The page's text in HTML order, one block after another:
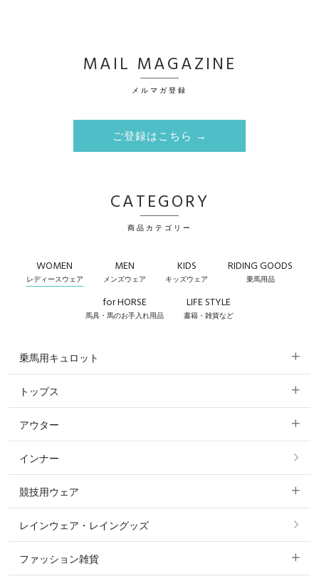
MAIL MAGAZINE
メルマガ登録
ご登録はこちら →
CATEGORY
商品カテゴリー
WOMEN
レディースウェア
MEN
メンズウェア
KIDS
キッズウェア
RIDING GOODS
乗馬用品
for HORSE
馬具・馬のお手入れ用品
LIFE STYLE
書籍・雑貨など
乗馬用キュロット
すべてのキュロット
フルグリップ・尻革 キュロット
ニーグリップ・膝革 キュロット
トップス
すべてのトップス
ポロシャツ
カットソー・Tシャツ・タンクトップ
パーカー・トレーナー・スウェット
アウター
すべてのアウター
コート
ジャケット・ブルゾン
インナー
競技用ウェア
すべての競技用ウェア
ショージャケット
レインウェア・レイングッズ
ファッション雑貨